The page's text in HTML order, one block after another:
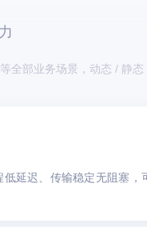
延迟、传输稳定无阻塞，
IP，自主查看使用数据与